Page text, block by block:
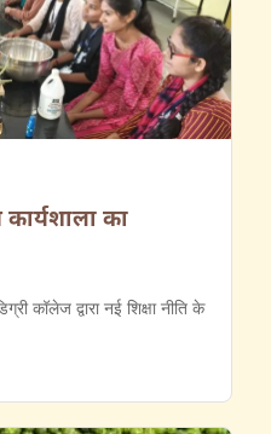
कार्यशाला का
कॉलेज द्वारा नई शिक्षा नीति के